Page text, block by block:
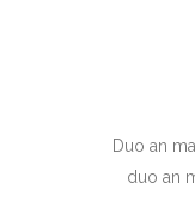
Duo an
duo an